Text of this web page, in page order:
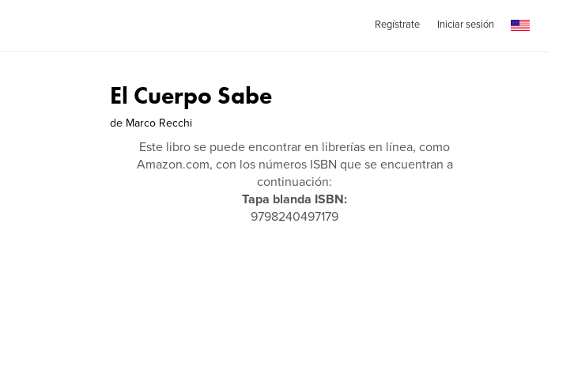
Regístrate Iniciar sesión
El Cuerpo Sabe
de Marco Recchi
Este libro se puede encontrar en librerías en línea, como
Amazon.com, con los números ISBN que se encuentran a
continuación:
Tapa blanda ISBN:
9798240497179